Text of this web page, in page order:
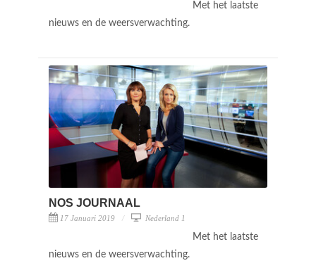
Met het laatste
nieuws en de weersverwachting.
NOS JOURNAAL
17 Januari 2019 Nederland 1
Met het laatste
nieuws en de weersverwachting.